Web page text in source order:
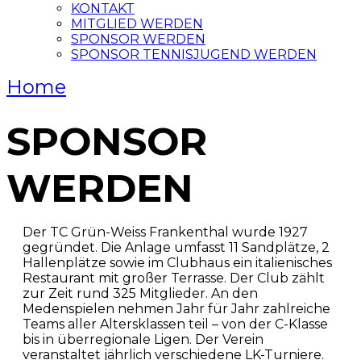
KONTAKT
MITGLIED WERDEN
SPONSOR WERDEN
SPONSOR TENNISJUGEND WERDEN
Home
SPONSOR
WERDEN
Der TC Grün-Weiss Frankenthal wurde 1927
gegründet. Die Anlage umfasst 11 Sandplätze, 2
Hallenplätze sowie im Clubhaus ein italienisches
Restaurant mit großer Terrasse. Der Club zählt
zur Zeit rund 325 Mitglieder. An den
Medenspielen nehmen Jahr für Jahr zahlreiche
Teams aller Altersklassen teil – von der C-Klasse
bis in überregionale Ligen. Der Verein
veranstaltet jährlich verschiedene LK-Turniere.